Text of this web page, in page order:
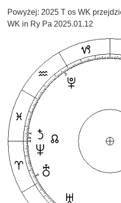
Powyżej: 2025 T os WK
WK in Ry Pa 2025.01.12